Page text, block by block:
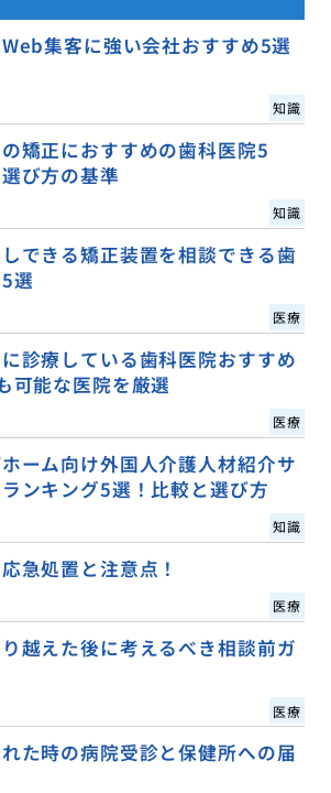
集客に強い会社おすすめ5選
知識
矯正におすすめの歯科医院5
び方の基準
知識
できる矯正装置を相談できる歯
選
医療
診療している歯科医院おすすめ
可能な医院を厳選
医療
ーム向け外国人介護人材紹介サ
ンキング5選！比較と選び方
知識
急処置と注意点！
医療
越えた後に考えるべき相談前ガ
医療
た時の病院受診と保健所への届